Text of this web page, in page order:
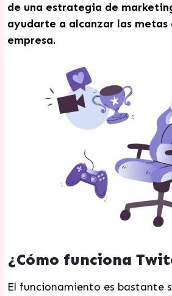
de una estrategia de
ayudarte a alcanzar las metas
empresa.
¿Cómo funciona
El funcionamiento es bastante